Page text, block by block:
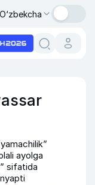
O‘zbekcha
ayolga
sifatida